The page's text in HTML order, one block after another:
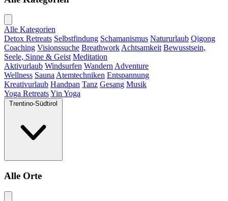
Alle Kategorien
Detox Retreats Selbstfindung Schamanismus Natururlaub Qigong
Coaching Visionssuche Breathwork Achtsamkeit Bewusstsein,
Seele, Sinne & Geist Meditation
Aktivurlaub Windsurfen Wandern Adventure
Wellness Sauna Atemtechniken Entspannung
Kreativurlaub Handpan Tanz Gesang Musik
Yoga RetreatsYin Yoga
Trentino-Südtirol
Alle Orte